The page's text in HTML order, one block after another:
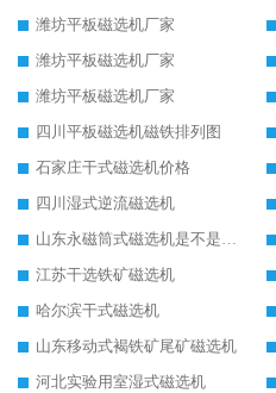
潍坊平板磁选机厂家
潍坊平板磁选机厂家
潍坊平板磁选机厂家
四川平板磁选机磁铁排列图
石家庄干式磁选机价格
四川湿式逆流磁选机
山东永磁筒式磁选机是不是强磁
江苏干选铁矿磁选机
哈尔滨干式磁选机
山东移动式褐铁矿尾矿磁选机
河北实验用室湿式磁选机